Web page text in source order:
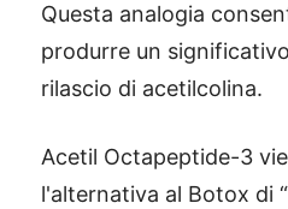
Questa analogia
produrre un
rilascio di acetilcolina.
Acetil Octapeptide-3
l'alternativa al Botox di